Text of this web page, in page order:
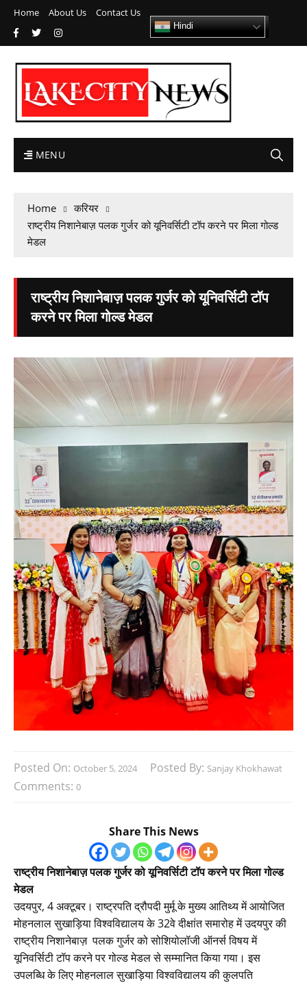
Home About Us Contact Us
Hindi
MENU
Home
करियर
राष्ट्रीय निशानेबाज़ पलक गुर्जर को यूनिवर्सिटी टॉप करने पर मिला गोल्ड
मेडल
राष्ट्रीय निशानेबाज़ पलक गुर्जर को यूनिवर्सिटी टॉप
करने पर मिला गोल्ड मेडल
Posted On: October 5, 2024 Posted By: Sanjay Khokhawat
Comments: 0
Share This News
राष्ट्रीय निशानेबाज़ पलक गुर्जर को यूनिवर्सिटी टॉप करने पर मिला गोल्ड
मेडल
उदयपुर, 4 अक्टूबर। राष्ट्रपति द्रौपदी मुर्मू के मुख्य आतिथ्य में आयोजित
मोहनलाल सुखाड़िया विश्वविद्यालय के 32वे दीक्षांत समारोह में उदयपुर की
राष्ट्रीय निशानेबाज़ पलक गुर्जर को सोशियोलॉजी ऑनर्स विषय में
यूनिवर्सिटी टॉप करने पर गोल्ड मेडल से सम्मानित किया गया। इस
उपलब्धि के लिए मोहनलाल सुखाड़िया विश्वविद्यालय की कुलपति